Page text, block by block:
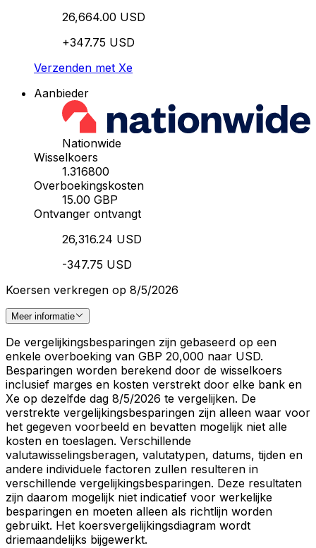
26,664.00 USD
+347.75 USD
Verzenden met Xe
Aanbieder
Nationwide
Wisselkoers
1.316800
Overboekingskosten
15.00 GBP
Ontvanger ontvangt
26,316.24 USD
-347.75 USD
Koersen verkregen op 8/5/2026
Meer informatie
De vergelijkingsbesparingen zijn gebaseerd op een
enkele overboeking van GBP 20,000 naar USD.
Besparingen worden berekend door de wisselkoers
inclusief marges en kosten verstrekt door elke bank en
Xe op dezelfde dag 8/5/2026 te vergelijken. De
verstrekte vergelijkingsbesparingen zijn alleen waar voor
het gegeven voorbeeld en bevatten mogelijk niet alle
kosten en toeslagen. Verschillende
valutawisselingsberagen, valutatypen, datums, tijden en
andere individuele factoren zullen resulteren in
verschillende vergelijkingsbesparingen. Deze resultaten
zijn daarom mogelijk niet indicatief voor werkelijke
besparingen en moeten alleen als richtlijn worden
gebruikt. Het koersvergelijkingsdiagram wordt
driemaandelijks bijgewerkt.